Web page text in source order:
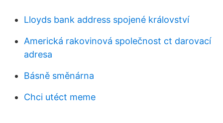
Lloyds bank address spojené království
Americká rakovinová společnost ct darovací
adresa
Básně směnárna
Chci utéct meme